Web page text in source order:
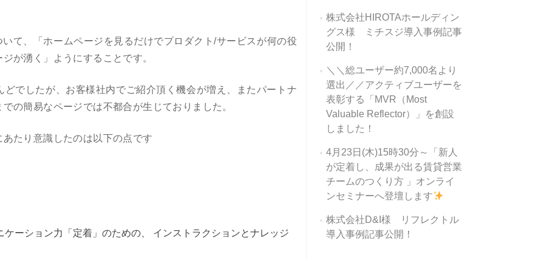
て、「ホームページを見るだけでプロダクト/サービスが何の役
が湧く」ようにすることです。
でしたが、お客様社内でご紹介頂く機会が増え、またパートナ
の簡易なページでは不都合が生じておりました。
たり意識したのは以下の点です
ーション力「定着」のための、 インストラクションとナレッジ
株式会社HIROTAホールディン
グス様 ミチスジ導入事例記事
公開！
＼＼総ユーザー約7,000名より
選出／／アクティブユーザーを
表彰する「MVR（Most
Valuable Reflector）」を創設
しました！
4月23日(木)15時30分～「新人
が定着し、成果が出る賃貸営業
チームのつくり方 」オンライ
ンセミナーへ登壇します
株式会社D&I様 リフレクトル
導入事例記事公開！